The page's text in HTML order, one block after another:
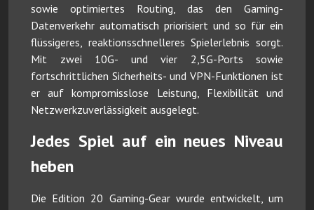
sowie optimiertes Routing, das den Gaming-
Datenverkehr automatisch priorisiert und so für ein
flüssigeres, reaktionsschnelleres Spielerlebnis sorgt.
Mit zwei 10G- und vier 2,5G-Ports sowie
fortschrittlichen Sicherheits- und VPN-Funktionen ist
er auf kompromisslose Leistung, Flexibilität und
Netzwerkzuverlässigkeit ausgelegt.
Jedes Spiel auf ein neues Niveau
heben
Die Edition 20 Gaming-Gear wurde entwickelt, um